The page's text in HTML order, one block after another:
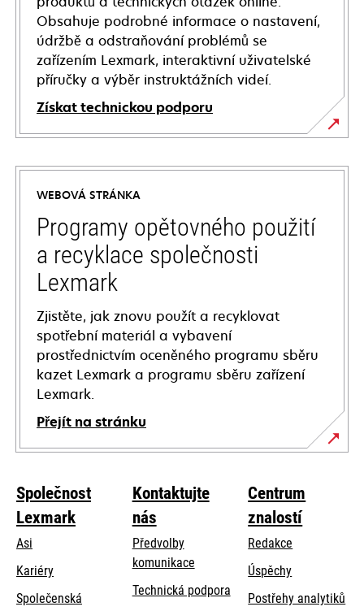
Obsahuje podrobné informace o nastavení,
údržbě a odstraňování problémů se
zařízením Lexmark, interaktivní uživatelské
příručky a výběr instruktážních videí.
Získat technickou podporu
opens
in
new
tab
WEBOVÁ STRÁNKA
Programy opětovného použití
a recyklace společnosti
Lexmark
Zjistěte, jak znovu použít a recyklovat
spotřební materiál a vybavení
prostřednictvím oceněného programu sběru
kazet Lexmark a programu sběru zařízení
Lexmark.
Přejít na stránku
Společnost
Lexmark
Asi
Kariéry
Společenská
Kontaktujte
nás
Předvolby
komunikace
Technická podporaopens
Centrum
znalostí
Redakce
Úspěchy
Postřehy analytiků